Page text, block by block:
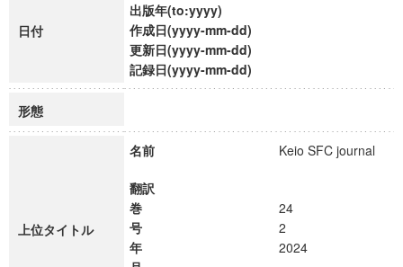
日付
出版年(to:yyyy)
作成日(yyyy-mm-dd)
更新日(yyyy-mm-dd)
記録日(yyyy-mm-dd)
形態
上位タイトル
名前 Keio SFC journal
翻訳
巻
24
号
2
年
2024